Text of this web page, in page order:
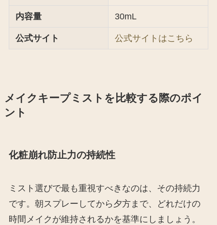
内容量 30mL
公式サイト 公式サイトはこちら
メイクキープミストを比較する際のポイ
ント
化粧崩れ防止力の持続性
ミスト選びで最も重視すべきなのは、その持続力
です。朝スプレーしてから夕方まで、どれだけの
時間メイクが維持されるかを基準にしましょう。